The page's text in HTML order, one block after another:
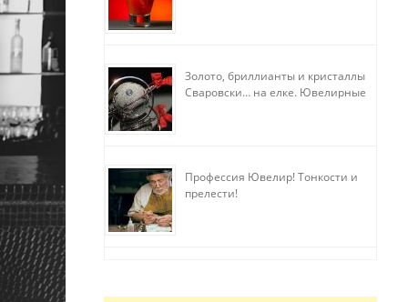
Золото, бриллианты и кристаллы
Сваровски… на елке. Ювелирные
Профессия Ювелир! Тонкости и
прелести!